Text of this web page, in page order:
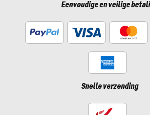
Eenvoudige en veilige
Snelle verzending